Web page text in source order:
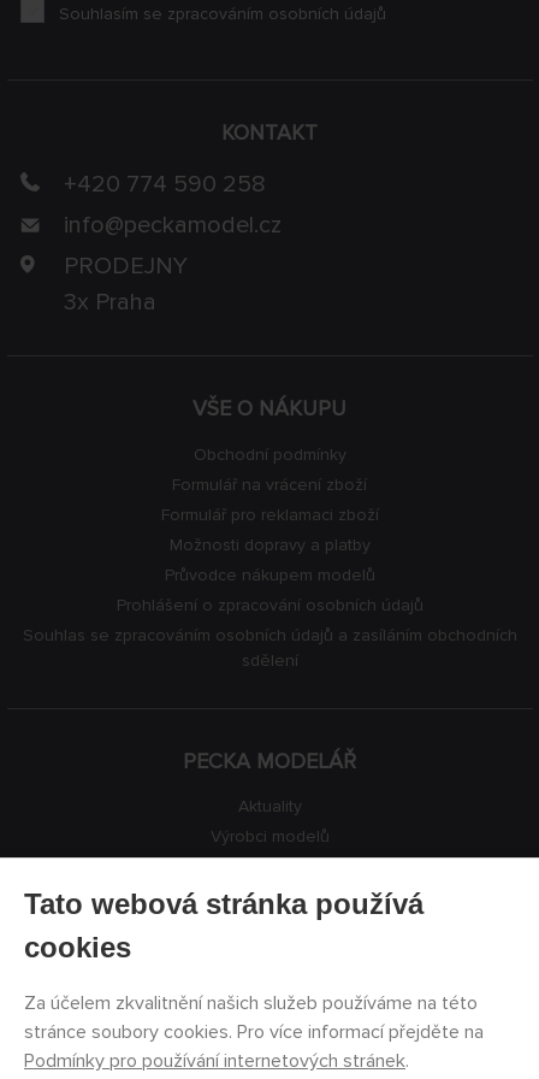
VŠE O NÁKUPU
Obchodní podmínky
Formulář na vrácení zboží
Formulář pro reklamaci zboží
Možnosti dopravy a platby
Průvodce nákupem modelů
Prohlášení o zpracování osobních údajů
Souhlas se zpracováním osobních údajů a zasíláním obchodních
sdělení
PECKA MODELÁŘ
Aktuality
Výrobci modelů
Kontakty
KONTAKT
+420 774 590 258
info@peckamodel.cz
PRODEJNY
3x Praha
Souhlasím se zpracováním osobních údajů
Tato webová stránka používá
cookies
Za účelem zkvalitnění našich služeb používáme na této
stránce soubory cookies. Pro více informací přejděte na
Podmínky pro používání internetových stránek.